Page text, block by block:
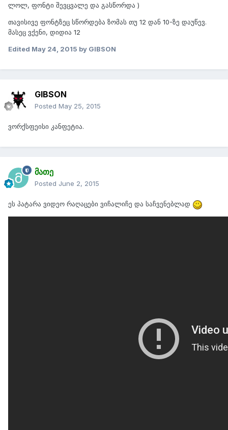
ლოლ, ფონტი შევცვალე და გასწორდა )
თავისივე ფონტზეც სწორდება ზომას თუ 12 დან 10-ზე დაუწევ.
მასეც ვქენი, დიდია 12
Edited May 24, 2015 by GIBSON
GIBSON
Posted May 25, 2015
ვორქსფეისი კანფეტია.
მათე
Posted June 2, 2015
ეს პატარა ვიდეო რაღაცები ვიჩალიჩე და საჩვენებლად